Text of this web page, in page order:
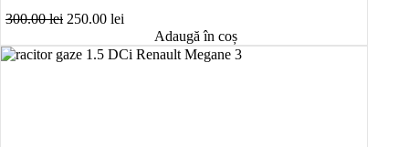
300.00lei Prețul
a
250.00 lei
curent
este:
Adaugă în coș